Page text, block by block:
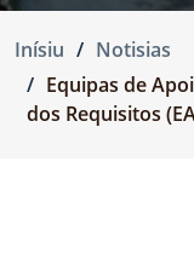
Inísiu
Notisias
Equipas de
dos Requisitos